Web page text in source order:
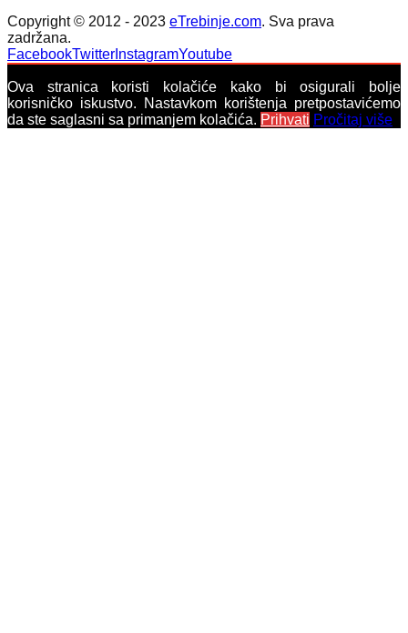
Copyright © 2012 - 2023 eTrebinje.com. Sva prava
zadržana.
FacebookTwitter InstagramYoutube
Ova stranica koristi kolačiće kako bi osigurali bolje
korisničko iskustvo. Nastavkom korištenja pretpostavićemo
da ste saglasni sa primanjem kolačića. Prihvati Pročitaj više